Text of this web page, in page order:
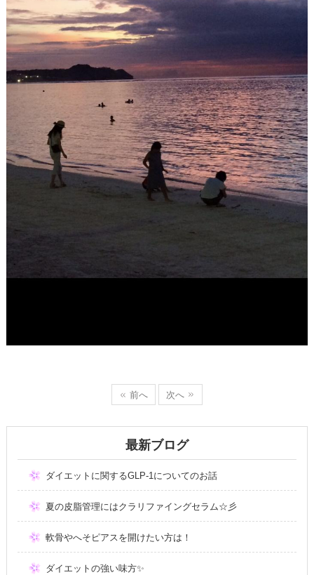
前へ 次へ
最新ブログ
ダイエットに関するGLP-1についてのお話
夏の皮脂管理にはクラリファイングセラム☆彡
軟骨やへそピアスを開けたい方は！
ダイエットの強い味方✨